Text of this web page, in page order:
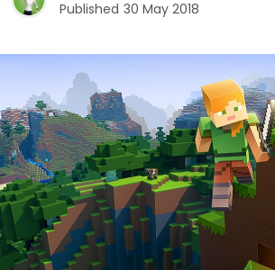
Published 30 May 2018